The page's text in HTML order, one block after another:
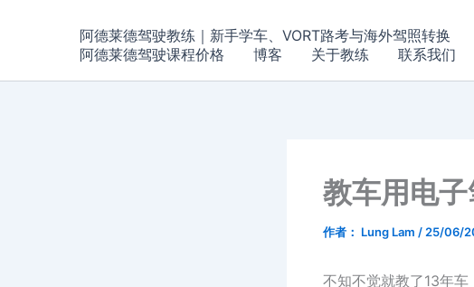
阿德莱德驾驶教练｜新手学车、VORT路考与海外驾照转换
阿德莱德驾驶课程价格
博客 关于教练 联系我们
教车用电
作者： Lung Lam / 25/06/
不知不觉就教了13年车